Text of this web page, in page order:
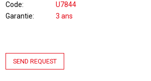
Code
U7844
Garantie
3 ans
SEND REQUEST